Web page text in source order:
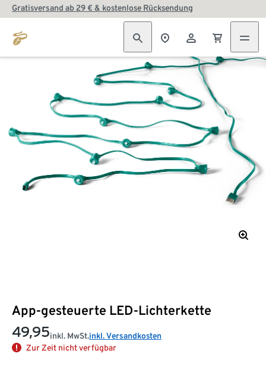
Gratisversand ab 29 € & kostenlose Rücksendung
App-gesteuerte LED-Lichterkette
49,95inkl. MwSt.inkl. Versandkosten
Zur Zeit nicht verfügbar